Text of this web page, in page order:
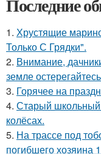
Последние
1. Хрустящие
Только С Грядки".
2. Внимание,
земле
3. Горячее на
4. Старый школьный
колёсах.
5. На трассе под
погибшего хозяина